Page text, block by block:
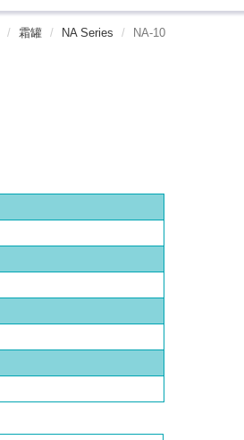
霜罐 NA Series NA-10